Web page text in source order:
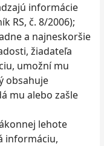
informácie
RS, č. 8/2006);
a najneskoršie
žiadateľa
umožní mu
obsahuje
mu alebo zašle
lehote
informáciu,